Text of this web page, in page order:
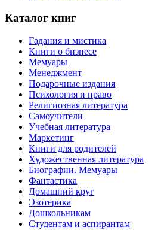
Каталог книг
Гадания и мистика
Книги о бизнесе
Мемуары
Менеджмент
Подарочные издания
Психология и право
Религиозная литература
Самоучители
Учебная литература
Маркетинг
Книги для родителей
Художественная литература
Биографии. Мемуары
Фантастика
Домашний круг
Эзотерика
Дошкольникам
Студентам и аспирантам